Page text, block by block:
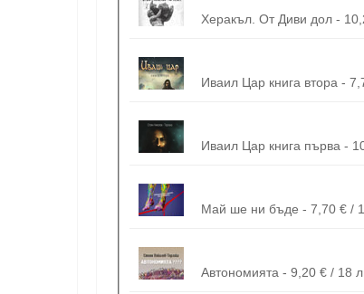
Иваил Цар книга втора -
Май ше ни бъде -
Автономията - 9,20 € /